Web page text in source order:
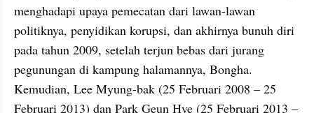
menghadapi upaya pemecatan dari lawan-lawan
politiknya, penyidikan korupsi, dan akhirnya bunuh diri
pada tahun 2009, setelah terjun bebas dari jurang
pegunungan di kampung halamannya, Bongha.
Kemudian, Lee Myung-bak (25 Februari 2008 – 25
Februari 2013) dan Park Geun Hye (25 Februari 2013 –